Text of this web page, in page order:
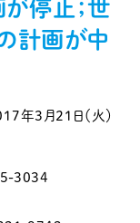
停止；世
計画が中
年3月21日（火）
3034